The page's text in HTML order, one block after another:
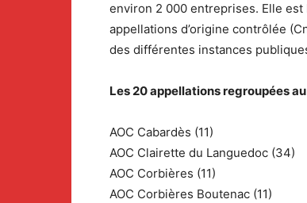
environ 2 000 entreprises. Elle
appellations d’origine contrôlée
des différentes instances
Les 20 appellations regroupées
AOC Cabardès (11)
AOC Clairette du Languedoc (34)
AOC Corbières (11)
AOC Corbières Boutenac (11)